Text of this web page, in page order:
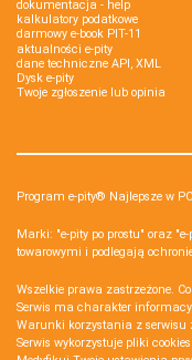
dokumentacja - help
kalkulatory podatkowe
darmowy e-book PIT-11
aktualności e-pity
dane techniczne API, XML
Dysk e-pity
Twoje zgłoszenie lub opinia
Program e-pity® Najlepsze w
Marki: "e-pity po prostu" oraz
towarowymi i podlegają
Wszelkie prawa zastrzeżone.
Serwis ma charakter
Warunki korzystania z serwisu
Serwis wykorzystuje pliki